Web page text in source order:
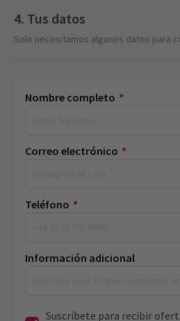
Tus datos
Solo necesitamos algunos datos para
Nombre completo *
Correo electrónico *
Teléfono *
Información adicional
Suscríbete para recibir